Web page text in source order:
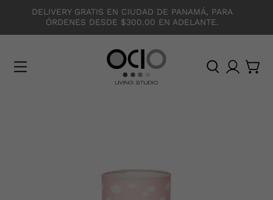
DELIVERY GRATIS EN CIUDAD DE PANAMÁ, PARA
ÓRDENES DESDE $300.00 EN ADELANTE.